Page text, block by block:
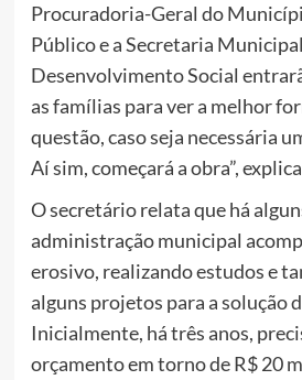
Procuradoria-Geral do
Público e a Secretaria
Desenvolvimento Social
as famílias para ver a melhor
questão, caso seja necessária
Aí sim, começará a obra”,
O secretário relata que há
administração municipal
erosivo, realizando estudos e
alguns projetos para a solução
Inicialmente, há três anos,
orçamento em torno de R$ 20